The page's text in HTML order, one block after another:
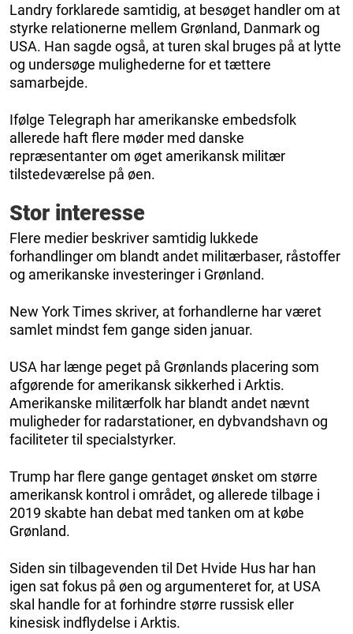
Landry forklarede samtidig, at besøget handler om at
styrke relationerne mellem Grønland, Danmark og
USA. Han sagde også, at turen skal bruges på at lytte
og undersøge mulighederne for et tættere
samarbejde.
Ifølge Telegraph har amerikanske embedsfolk
allerede haft flere møder med danske
repræsentanter om øget amerikansk militær
tilstedeværelse på øen.
Stor interesse
Flere medier beskriver samtidig lukkede
forhandlinger om blandt andet militærbaser, råstoffer
og amerikanske investeringer i Grønland.
New York Times skriver, at forhandlerne har været
samlet mindst fem gange siden januar.
USA har længe peget på Grønlands placering som
afgørende for amerikansk sikkerhed i Arktis.
Amerikanske militærfolk har blandt andet nævnt
muligheder for radarstationer, en dybvandshavn og
faciliteter til specialstyrker.
Trump har flere gange gentaget ønsket om større
amerikansk kontrol i området, og allerede tilbage i
2019 skabte han debat med tanken om at købe
Grønland.
Siden sin tilbagevenden til Det Hvide Hus har han
igen sat fokus på øen og argumenteret for, at USA
skal handle for at forhindre større russisk eller
kinesisk indflydelse i Arktis.